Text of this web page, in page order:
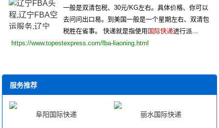
一般是双清包税、30元/KG左右。具体价格、你可以
去问问出口易。到美国一般是一个星期左右、双清包
税胜在省事。 快递就是指使用 国际快递进行派...
https://www.topestexpress.com/fba-liaoning.html
服务推荐
阜阳国际快递 丽水国际快递